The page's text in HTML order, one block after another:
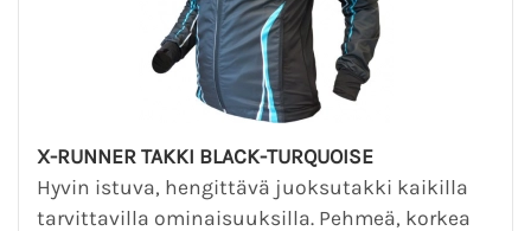
X-RUNNER TAKKI BLACK-TURQUOISE
Hyvin istuva, hengittävä juoksutakki kaikilla
tarvittavilla ominaisuuksilla. Pehmeä, korkea